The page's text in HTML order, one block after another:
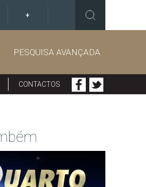
+
PESQUISA AVANÇADA
CONTACTOS